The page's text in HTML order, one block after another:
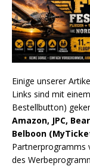
Einige unserer
Links sind mit
Bestellbutton)
Amazon, JPC,
Belboon
Partnerprogramms
des